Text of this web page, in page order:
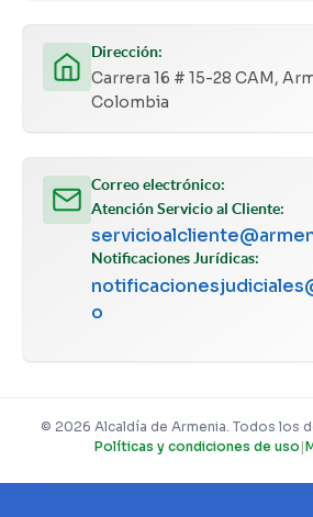
Dirección:
Carrera 16 # 15-28 CAM,
Colombia
Correo electrónico:
Atención Servicio al Cliente:
Notificaciones Jurídicas:
o
© 2026 Alcaldía de Armenia. Todos los
Políticas y condiciones de uso |